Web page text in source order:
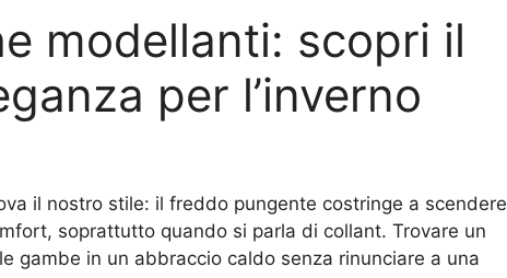
modellanti: scopri il
per l’inverno
il nostro stile: il freddo pungente costringe a scendere
soprattutto quando si parla di collant. Trovare un
gambe in un abbraccio caldo senza rinunciare a una